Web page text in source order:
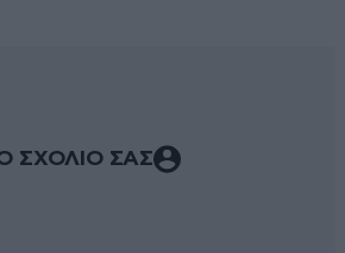
ΣΧΟΛΙΟ ΣΑΣ